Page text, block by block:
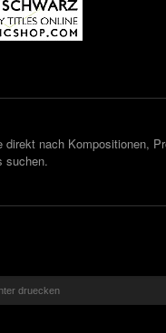
direkt nach Kompositionen,
suchen.